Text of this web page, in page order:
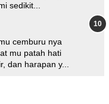
sedikit...
cemburu nya
mu patah hati
dan harapan y...